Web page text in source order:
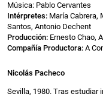
Música: Pablo Cervantes
Intérpretes: María Cabrera,
Santos, Antonio Dechent
Producción: Ernesto Chao,
Compañía Productora: A
Nicolás Pacheco
Sevilla, 1980. Tras estudiar